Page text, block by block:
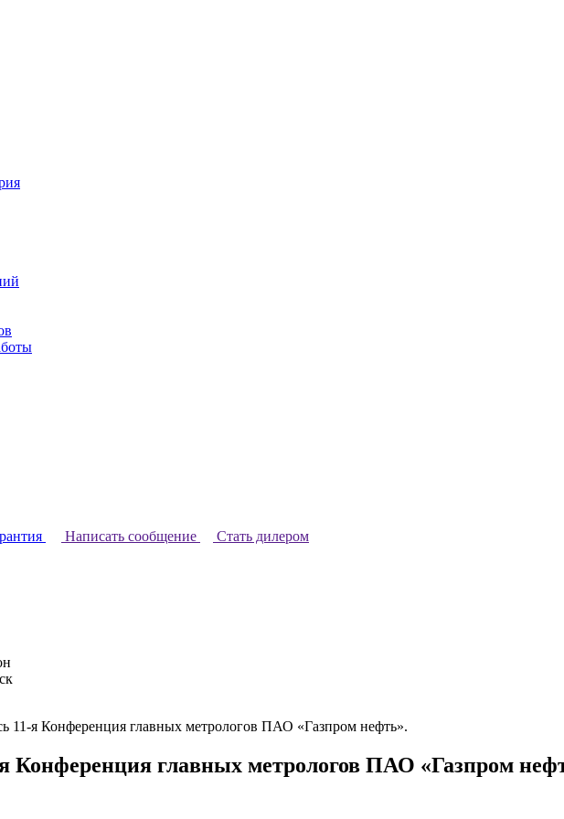
Написать сообщение
Стать дилером
11-я Конференция главных метрологов ПАО «Газпром нефть».
Конференция главных метрологов ПАО «Газпром